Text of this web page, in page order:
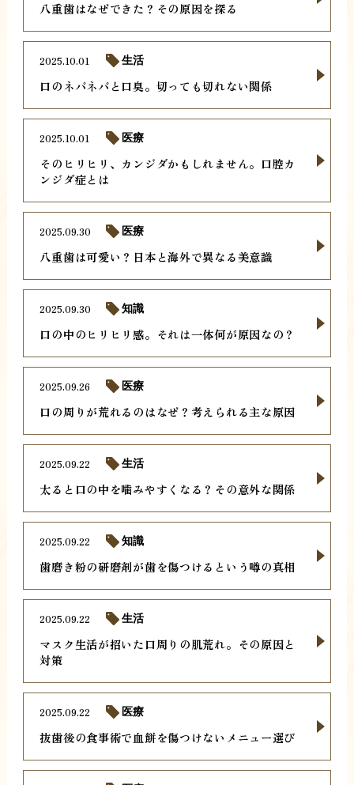
八重歯はなぜできた？その原因を探る
口のネバネバと口臭。切っても切れない関係
2025.10.01 生活
そのヒリヒリ、カンジダかもしれません。口腔カ
ンジダ症とは
2025.10.01 医療
八重歯は可愛い？日本と海外で異なる美意識
2025.09.30 医療
口の中のヒリヒリ感。それは一体何が原因なの？
2025.09.30 知識
口の周りが荒れるのはなぜ？考えられる主な原因
2025.09.26 医療
太ると口の中を噛みやすくなる？その意外な関係
2025.09.22 生活
歯磨き粉の研磨剤が歯を傷つけるという噂の真相
2025.09.22 知識
マスク生活が招いた口周りの肌荒れ。その原因と
対策
2025.09.22 生活
抜歯後の食事術で血餅を傷つけないメニュー選び
2025.09.22 医療